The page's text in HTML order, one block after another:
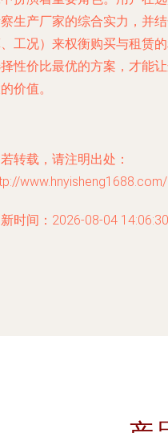
生产厂家的综合实力，并
工况）来权衡购买与租赁
性价比最优的方案，才能
价值。
转载，请注明出处：
时间：2026-08-04 14:06:30